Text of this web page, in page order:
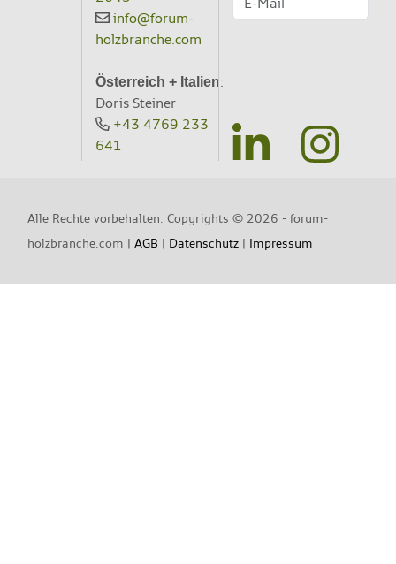
info@forum-
holzbranche.com
Österreich + Italien:
Doris Steiner
+43 4769 233
641
Alle Rechte vorbehalten. Copyrights © 2026 - forum-
holzbranche.com |AGB | Datenschutz | Impressum